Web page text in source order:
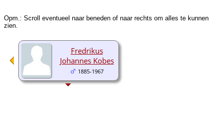
Opm.: Scroll eventueel naar beneden of naar rechts om alles te kunnen
zien.
Fredrikus
Johannes Kobes
1885-1967